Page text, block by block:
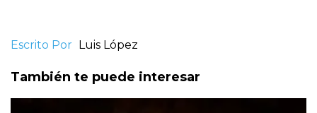
Escrito Por Luis López
También te puede interesar